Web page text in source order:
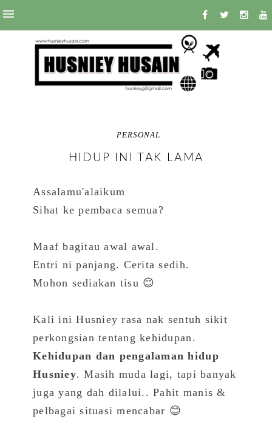
PERSONAL
HIDUP INI TAK LAMA
Assalamu'alaikum
Sihat ke pembaca semua?
Maaf bagitau awal awal.
Entri ni panjang. Cerita sedih.
Mohon sediakan tisu 😊
Kali ini Husniey rasa nak sentuh sikit
perkongsian tentang kehidupan.
Kehidupan dan pengalaman hidup
Husniey. Masih muda lagi, tapi banyak
juga yang dah dilalui.. Pahit manis &
pelbagai situasi mencabar 😊